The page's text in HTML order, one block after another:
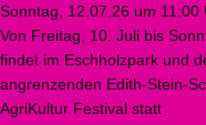
Sonntag, 12.07.26 um 11:00
Von Freitag, 10. Juli bis
findet im Eschholzpark und
angrenzenden Edith-Stein-
AgriKultur Festival statt